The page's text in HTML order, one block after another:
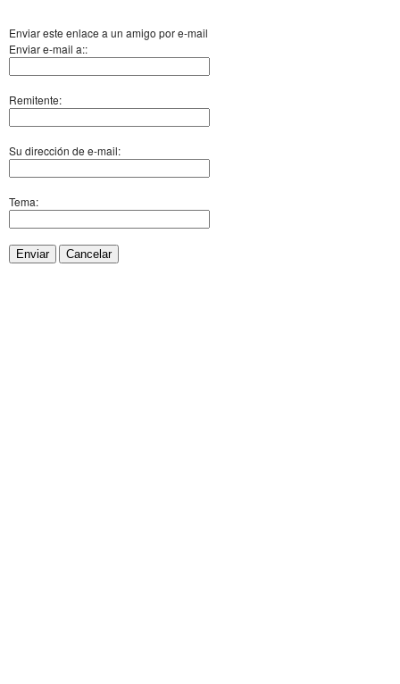
Enviar este enlace a un amigo por e-mail
Enviar e-mail a::
Remitente:
Su dirección de e-mail:
Tema:
Enviar Cancelar